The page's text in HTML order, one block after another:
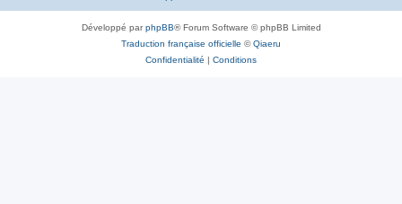
Développé parphpBB® Forum Software © phpBB Limited
Traduction française officielle ©Qiaeru
Confidentialité | Conditions